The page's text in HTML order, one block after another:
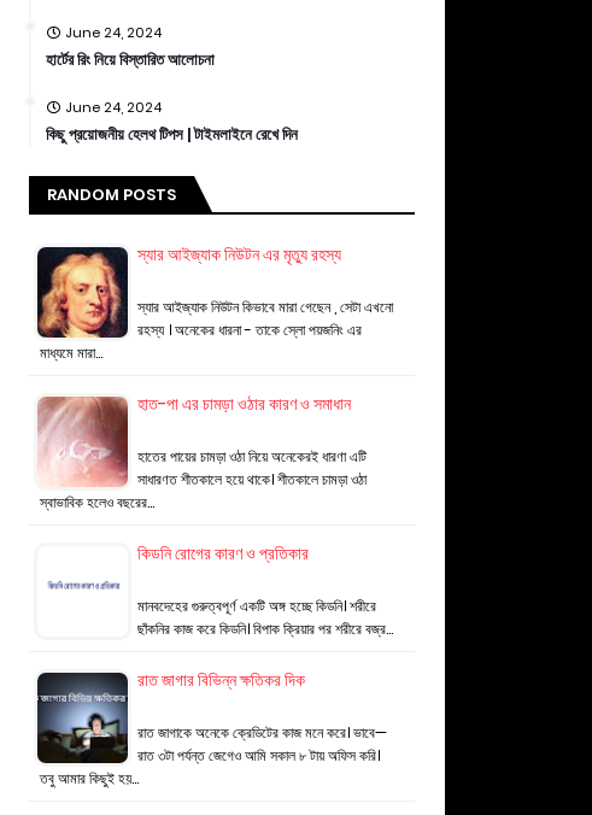
June 24, 2024
হার্টের রিং নিয়ে বিস্তারিত আলোচনা
June 24, 2024
কিছু প্রয়োজনীয় হেলথ টিপস | টাইমলাইনে রেখে দিন
RANDOM POSTS
স্যার আইজ্যাক নিউটন এর মৃত্যু রহস্য
স্যার আইজ্যাক নিউটন কিভাবে মারা গেছেন , সেটা এখনো
রহস্য । অনেকের ধারনা - তাকে স্লো পয়জনিং এর
মাধ্যমে মারা…
হাত-পা এর চামড়া ওঠার কারণ ও সমাধান
হাতের পায়ের চামড়া ওঠা নিয়ে অনেকেরই ধারণা এটি
সাধারণত শীতকালে হয়ে থাকে। শীতকালে চামড়া ওঠা
স্বাভাবিক হলেও বছরের…
কিডনি রোগের কারণ ও প্রতিকার
মানবদেহের গুরুত্বপূর্ণ একটি অঙ্গ হচ্ছে কিডনি। শরীরে
ছাঁকনির কাজ করে কিডনি। বিপাক ক্রিয়ার পর শরীরে বজ্র…
রাত জাগার বিভিন্ন ক্ষতিকর দিক
রাত জাগাকে অনেকে ক্রেডিটের কাজ মনে করে। ভাবে—
রাত ৩টা পর্যন্ত জেগেও আমি সকাল ৮ টায় অফিস করি।
তবু আমার কিছুই হয়…